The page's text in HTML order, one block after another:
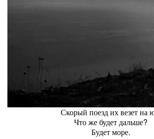
Скорый поезд их везет на
Что же будет дальше?
Будет море.